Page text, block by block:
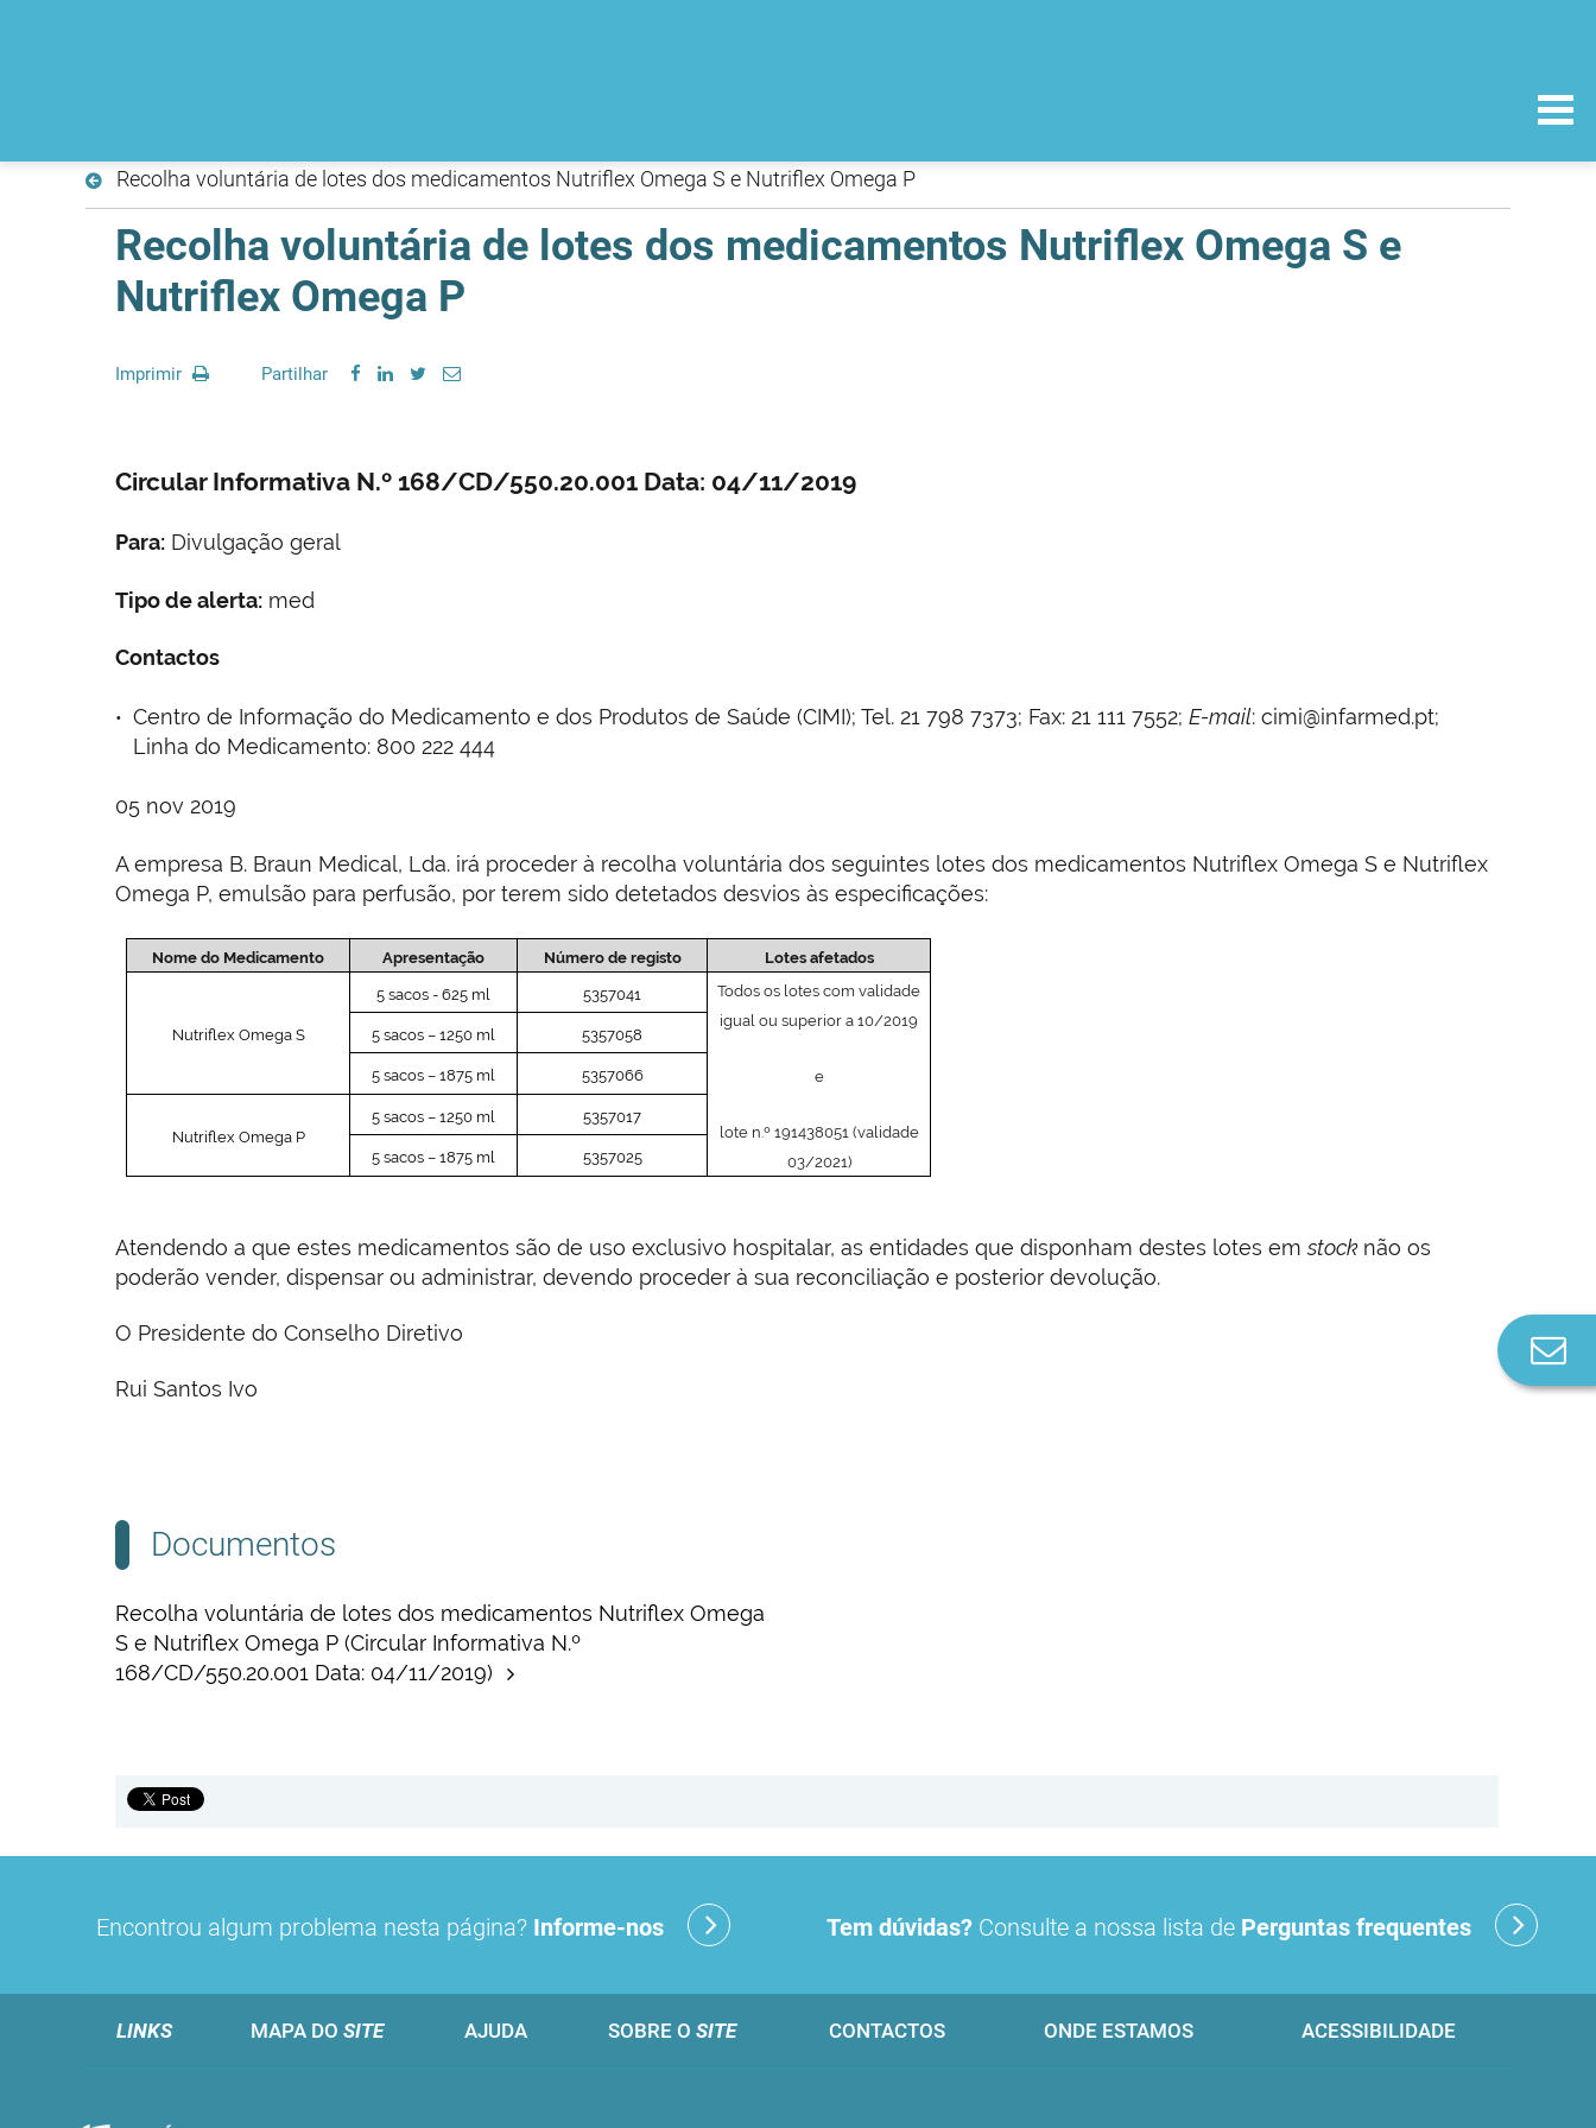
Recolha voluntária de lotes dos medicamentos Nutriflex Omega S e Nutriflex Omega P
Recolha voluntária de lotes dos medicamentos Nutriflex Omega S e
Nutriflex Omega P
Imprimir Partilhar
Circular Informativa N.º 168/CD/550.20.001 Data: 04/11/2019
Para: Divulgação geral
Tipo de alerta: med
Contactos
Centro de Informação do Medicamento e dos Produtos de Saúde (CIMI); Tel. 21 798 7373; Fax: 21 111 7552; E-mail: cimi@infarmed.pt;
Linha do Medicamento: 800 222 444
05 nov 2019
A empresa B. Braun Medical, Lda. irá proceder à recolha voluntária dos seguintes lotes dos medicamentos Nutriflex Omega S e Nutriflex
Omega P, emulsão para perfusão, por terem sido detetados desvios às especificações:
Nome do Medicamento Apresentação Número de registo Lotes afetados
Nutriflex Omega S
5 sacos - 625 ml 5357041
Todos os lotes com validade
igual ou superior a 10/2019
e
lote n.º 191438051 (validade
03/2021)
5 sacos – 1250 ml 5357058
5 sacos – 1875 ml 5357066
Nutriflex Omega P
5 sacos – 1250 ml 5357017
5 sacos – 1875 ml 5357025
Atendendo a que estes medicamentos são de uso exclusivo hospitalar, as entidades que disponham destes lotes emstock não os
poderão vender, dispensar ou administrar, devendo proceder à sua reconciliação e posterior devolução.
O Presidente do Conselho Diretivo
Rui Santos Ivo
Documentos
Recolha voluntária de lotes dos medicamentos Nutriflex Omega
S e Nutriflex Omega P (Circular Informativa N.º
168/CD/550.20.001 Data: 04/11/2019)
Encontrou algum problema nesta página? Informe-nos Tem dúvidas? Consulte a nossa lista de Perguntas frequentes
LINKS MAPA DO SITE AJUDA SOBRE O SITE CONTACTOS ONDE ESTAMOS ACESSIBILIDADE